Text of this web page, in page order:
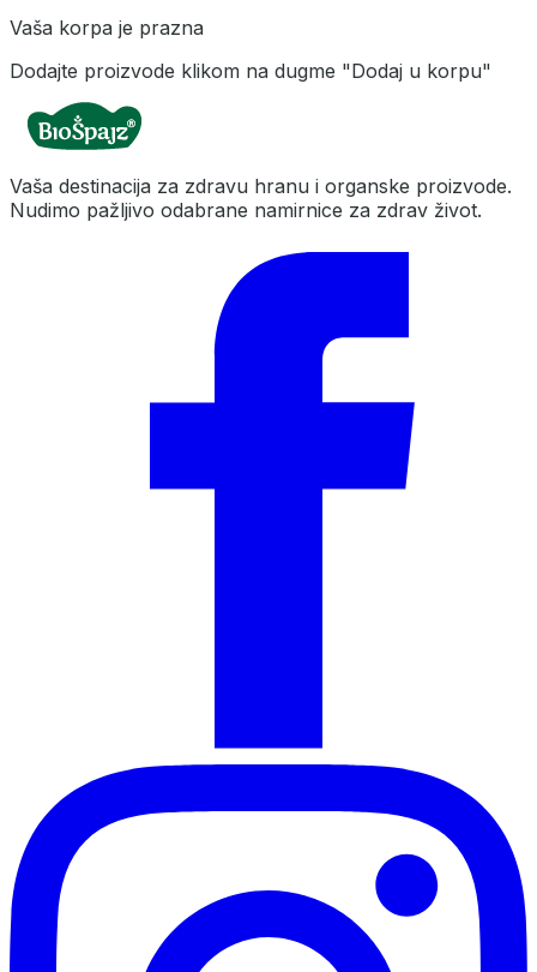
Vaša korpa je prazna
Dodajte proizvode klikom na dugme "Dodaj u korpu"
Vaša destinacija za zdravu hranu i organske proizvode.
Nudimo pažljivo odabrane namirnice za zdrav život.